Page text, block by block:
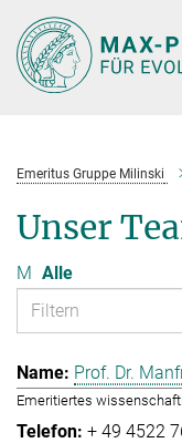
Hauptinhalt
Emeritus Gruppe Milinski
Unser
M Alle
Prof. Dr.
Emeritiertes
+ 49 4522